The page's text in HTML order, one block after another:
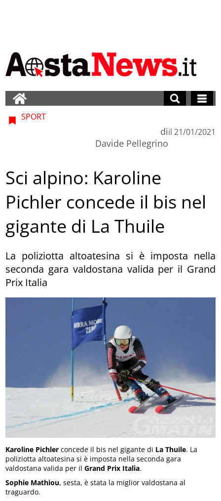
SPORT
di
Davide Pellegrino
il 21/01/2021
Sci alpino: Karoline
Pichler concede il bis nel
gigante di La Thuile
La poliziotta altoatesina si è imposta nella
seconda gara valdostana valida per il Grand
Prix Italia
Karoline Pichler concede il bis nel gigante di La Thuile. La
poliziotta altoatesina si è imposta nella seconda gara
valdostana valida per ilGrand Prix Italia.
Sophie Mathiou, sesta, è stata la miglior valdostana al
traguardo.